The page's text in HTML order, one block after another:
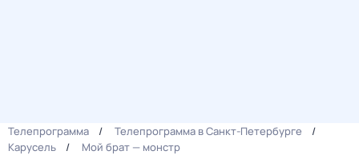
Телепрограмма
Телепрограмма в Санкт-Петербурге
Карусель
Мой брат — монстр